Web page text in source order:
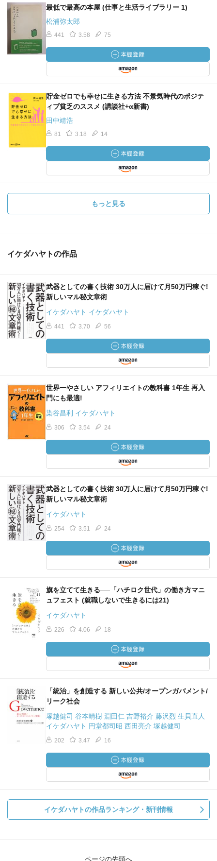
最低で最高の本屋 (仕事と生活ライブラリー 1)
松浦弥太郎
441 3.58 75
貯金ゼロでも幸せに生きる方法 不景気時代のポジテ
ィブ貧乏のススメ (講談社+α新書)
田中靖浩
81 3.18 14
もっと見る
イケダハヤトの作品
武器としての書く技術 30万人に届けて月50万円稼ぐ!
新しいマル秘文章術
イケダハヤト イケダハヤト
441 3.70 56
世界一やさしい アフィリエイトの教科書 1年生 再入
門にも最適!
染谷昌利 イケダハヤト
306 3.54 24
武器としての書く技術 30万人に届けて月50万円稼ぐ!
新しいマル秘文章術
イケダハヤト
254 3.51 24
旗を立てて生きる──「ハチロク世代」の働き方マニ
ュフェスト (就職しないで生きるには21)
イケダハヤト
226 4.06 18
「統治」を創造する 新しい公共/オープンガバメント/
リーク社会
塚越健司 谷本晴樹 淵田仁 吉野裕介 藤沢烈 生貝直人
イケダハヤト 円堂都司昭 西田亮介 塚越健司
202 3.47 16
イケダハヤトの作品ランキング・新刊情報
ページの先頭へ